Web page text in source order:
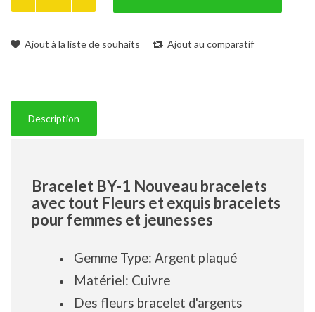
Ajout à la liste de souhaits Ajout au comparatif
Description
Bracelet BY-1 Nouveau bracelets
avec tout Fleurs et exquis bracelets
pour femmes et jeunesses
Gemme Type: Argent plaqué
Matériel: Cuivre
Des fleurs bracelet d'argents